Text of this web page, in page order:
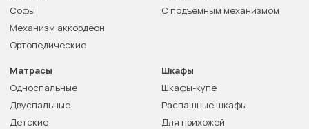
Софы
Механизм аккордеон
Ортопедические
С подъемным механизмом
Матрасы
Односпальные
Двуспальные
Детские
Шкафы
Шкафы-купе
Распашные шкафы
Для прихожей